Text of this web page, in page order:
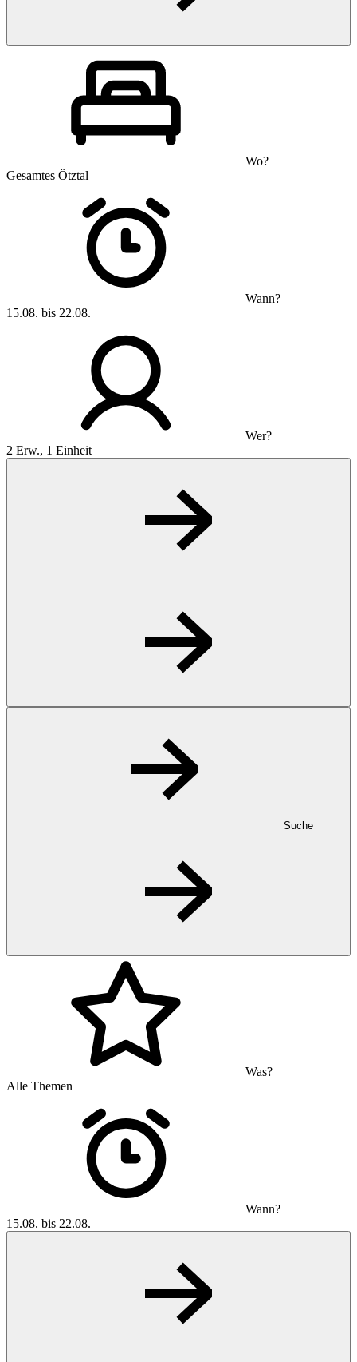
Wo?
Gesamtes Ötztal
Wann?
15.08. bis 22.08.
Wer?
2 Erw., 1 Einheit
Suche
Was?
Alle Themen
Wann?
15.08. bis 22.08.